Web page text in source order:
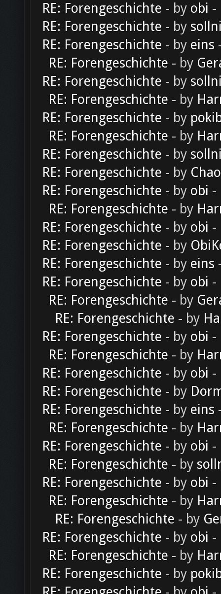
RE: Forengeschichte - by obi -
RE: Forengeschichte - by
RE: Forengeschichte - by eins
RE: Forengeschichte - by
RE: Forengeschichte - by
RE: Forengeschichte - by
RE: Forengeschichte - by
RE: Forengeschichte - by
RE: Forengeschichte - by
RE: Forengeschichte - by
RE: Forengeschichte - by obi -
RE: Forengeschichte - by
RE: Forengeschichte - by obi -
RE: Forengeschichte - by
RE: Forengeschichte - by eins
RE: Forengeschichte - by obi -
RE: Forengeschichte - by
RE: Forengeschichte - by
RE: Forengeschichte - by obi -
RE: Forengeschichte - by
RE: Forengeschichte - by obi -
RE: Forengeschichte - by
RE: Forengeschichte - by eins
RE: Forengeschichte - by
RE: Forengeschichte - by obi -
RE: Forengeschichte - by
RE: Forengeschichte - by obi -
RE: Forengeschichte - by
RE: Forengeschichte - by
RE: Forengeschichte - by obi -
RE: Forengeschichte - by
RE: Forengeschichte - by